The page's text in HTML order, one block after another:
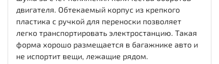
двигателя. Обтекаемый корпус из крепкого
пластика с ручкой для переноски позволяет
легко транспортировать электростанцию. Такая
форма хорошо размещается в багажнике авто и
не испортит вещи, лежащие рядом.